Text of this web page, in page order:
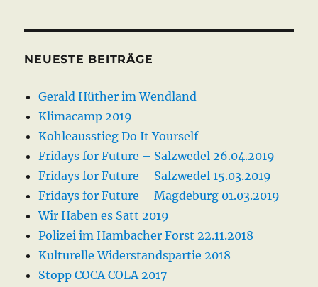
NEUESTE BEITRÄGE
Gerald Hüther im Wendland
Klimacamp 2019
Kohleausstieg Do It Yourself
Fridays for Future – Salzwedel 26.04.2019
Fridays for Future – Salzwedel 15.03.2019
Fridays for Future – Magdeburg 01.03.2019
Wir Haben es Satt 2019
Polizei im Hambacher Forst 22.11.2018
Kulturelle Widerstandspartie 2018
Stopp COCA COLA 2017